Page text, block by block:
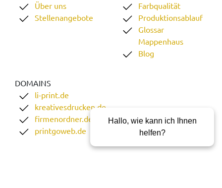
Über uns
Stellenangebote
Farbqualität
Produktionsablauf
Glossar
Mappenhaus
Blog
DOMAINS
li-print.de
kreativesdrucken.de
firmenordner.de
printgoweb.de
Hallo, wie kann ich Ihnen
helfen?